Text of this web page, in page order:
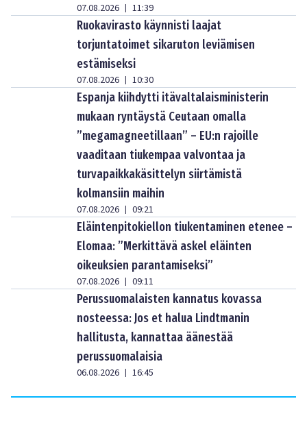
07.08.2026 | 11:39
Ruokavirasto käynnisti laajat
torjuntatoimet sikaruton leviämisen
estämiseksi
07.08.2026 | 10:30
Espanja kiihdytti itävaltalaisministerin
mukaan ryntäystä Ceutaan omalla
”megamagneetillaan” – EU:n rajoille
vaaditaan tiukempaa valvontaa ja
turvapaikkakäsittelyn siirtämistä
kolmansiin maihin
07.08.2026 | 09:21
Eläintenpitokiellon tiukentaminen etenee –
Elomaa: ”Merkittävä askel eläinten
oikeuksien parantamiseksi”
07.08.2026 | 09:11
Perussuomalaisten kannatus kovassa
nosteessa: Jos et halua Lindtmanin
hallitusta, kannattaa äänestää
perussuomalaisia
06.08.2026 | 16:45